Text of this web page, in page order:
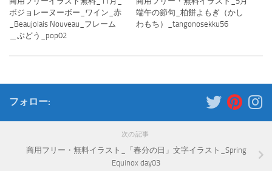
ボジョレーヌーボー_ワイン_赤
_Beaujolais Nouveau_フレーム
＿ぶどう_pop02
端午の節句_柏餅よもぎ（かし
わもち）_tangonosekku56
フォロー:
次の記事
商用フリー・無料イラスト_「春分の日」文字イラスト_Spring
Equinox day03